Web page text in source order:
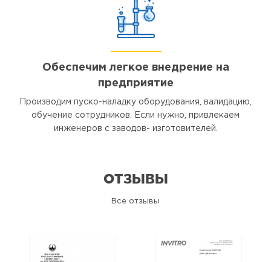
Обеспечим легкое внедрение на
предприятие
Производим пуско-наладку оборудования, валидацию,
обучение сотрудников. Если нужно, привлекаем
инженеров с заводов- изготовителей.
ОТЗЫВЫ
Все отзывы